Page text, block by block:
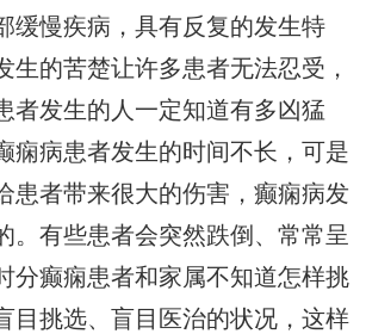
缓慢疾病，具有反复的发生特
生的苦楚让许多患者无法忍受，
者发生的人一定知道有多凶猛
痫病患者发生的时间不长，可是
患者带来很大的伤害，癫痫病发
。有些患者会突然跌倒、常常呈
分癫痫患者和家属不知道怎样挑
目挑选、盲目医治的状况，这样